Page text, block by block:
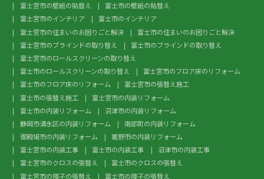
富士宮市の壁紙の貼替え
富士市の壁紙の貼替え
富士宮市のインテリア
富士市のインテリア
富士宮市の住まいのお困りごと解決
富士市の住まいのお困りごと解決
富士宮市のブラインドの取り替え
富士市のブラインドの取り替え
富士宮市のロールスクリーンの取り替え
富士市のロールスクリーンの取り替え
富士宮市のフロア床のリフォーム
富士市のフロア床のリフォーム
富士宮市の張替え施工
富士市の張替え施工
富士宮市の内装リフォーム
富士市の内装リフォーム
沼津市の内装リフォーム
静岡市清水区の内装リフォーム
南部町の内装リフォーム
御殿場市の内装リフォーム
裾野市の内装リフォーム
富士宮市の内装工事
富士市の内装工事
沼津市の内装工事
富士宮市のクロスの張替え
富士市のクロスの張替え
富士宮市の障子の張替え
富士市の障子の張替え